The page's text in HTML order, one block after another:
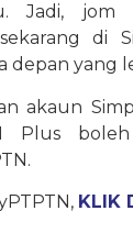
Jadi, jom
di
depan yang
akaun
Plus
KLIK